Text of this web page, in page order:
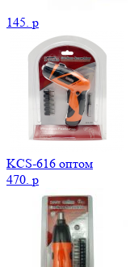
145. p
KCS-616 оптом
470. p